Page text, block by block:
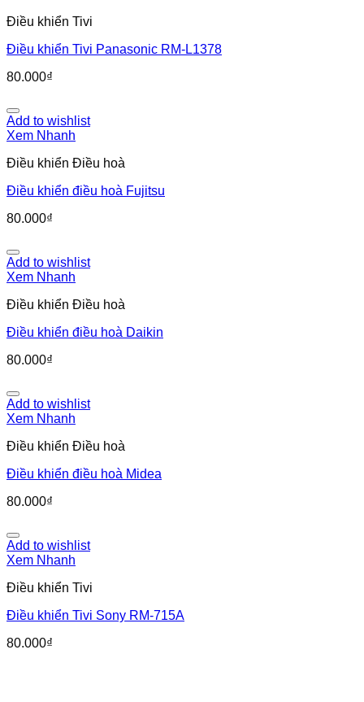
Điều khiển Tivi
Điều khiển Tivi Panasonic RM-L1378
80.000₫
Add to wishlist
Xem Nhanh
Điều khiển Điều hoà
Điều khiển điều hoà Fujitsu
80.000₫
Add to wishlist
Xem Nhanh
Điều khiển Điều hoà
Điều khiển điều hoà Daikin
80.000₫
Add to wishlist
Xem Nhanh
Điều khiển Điều hoà
Điều khiển điều hoà Midea
80.000₫
Add to wishlist
Xem Nhanh
Điều khiển Tivi
Điều khiển Tivi Sony RM-715A
80.000₫